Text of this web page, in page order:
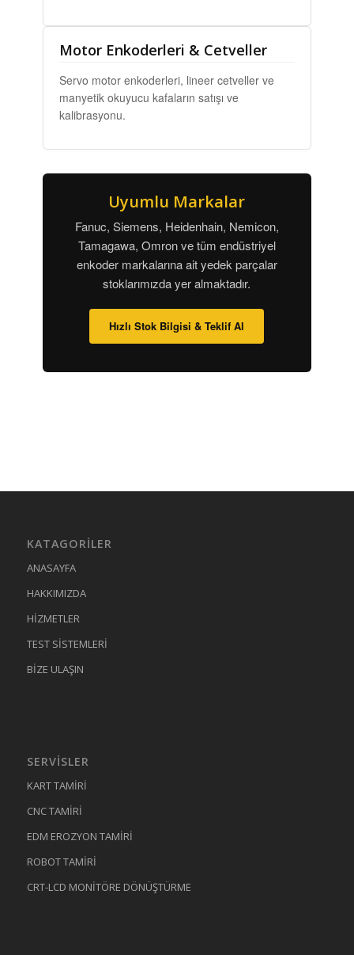
Motor Enkoderleri & Cetveller
Servo motor enkoderleri, lineer cetveller ve
manyetik okuyucu kafaların satışı ve
kalibrasyonu.
Uyumlu Markalar
Fanuc, Siemens, Heidenhain, Nemicon,
Tamagawa, Omron ve tüm endüstriyel
enkoder markalarına ait yedek parçalar
stoklarımızda yer almaktadır.
Hızlı Stok Bilgisi & Teklif Al
KATAGORILER
ANASAYFA
HAKKIMIZDA
HİZMETLER
TEST SİSTEMLERİ
BİZE ULAŞIN
SERVISLER
KART TAMİRİ
CNC TAMİRİ
EDM EROZYON TAMİRİ
ROBOT TAMİRİ
CRT-LCD MONİTÖRE DÖNÜŞTÜRME